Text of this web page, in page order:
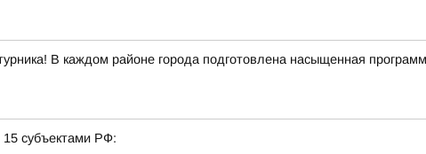
В каждом районе города подготовлена насыщенная
субъектами РФ: